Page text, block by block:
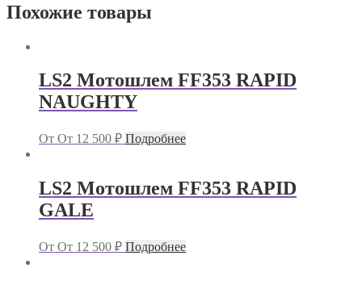
Похожие товары
LS2 Мотошлем FF353 RAPID
NAUGHTY
От От 12 500 ₽ Подробнее
LS2 Мотошлем FF353 RAPID
GALE
От От 12 500 ₽ Подробнее